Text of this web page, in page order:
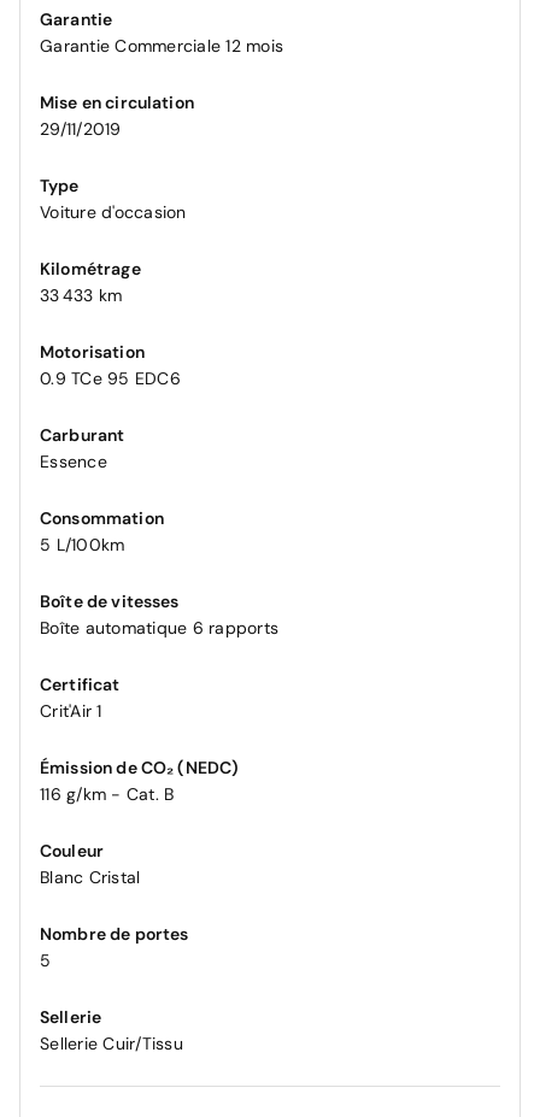
Garantie
Garantie Commerciale 12 mois
Mise en circulation
29/11/2019
Type
Voiture d'occasion
Kilométrage
33 433 km
Motorisation
0.9 TCe 95 EDC6
Carburant
Essence
Consommation
5 L/100km
Boîte de vitesses
Boîte automatique 6 rapports
Certificat
Crit'Air 1
Émission de CO₂ (NEDC)
116 g/km - Cat. B
Couleur
Blanc Cristal
Nombre de portes
5
Sellerie
Sellerie Cuir/Tissu